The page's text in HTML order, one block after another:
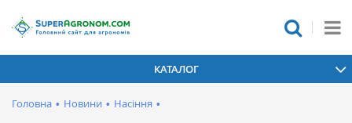
КАТАЛОГ
Головна • Новини • Насіння •